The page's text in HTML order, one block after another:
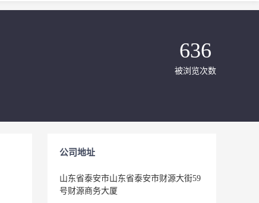
636
被浏览次数
公司地址
山东省泰安市山东省泰安市财源大街59
号财源商务大厦